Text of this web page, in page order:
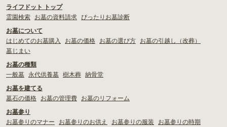
ライフドット トップ
霊園検索
お墓の資料請求 ぴったりお墓診断
お墓について
はじめてのお墓購入
お墓の価格 お墓の選び方
お墓の引越し（改葬）
墓じまい
お墓の種類
一般墓
永代供養墓 樹木葬 納骨堂
お墓を建てる
墓石の価格
お墓の管理費
お墓のリフォーム
お墓参り
お墓参りのマナー
お墓参りのお供え お墓参りの服装
お墓参りの時期